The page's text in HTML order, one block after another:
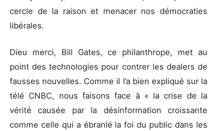
cercle de la raison et menacer nos démocraties
libérales.
Dieu merci, Bill Gates, ce philanthrope, met au
point des technologies pour contrer les dealers de
fausses nouvelles. Comme il l’a bien expliqué sur la
télé CNBC, nous faisons face à « la crise de la
vérité causée par la désinformation croissante
comme celle qui a ébranlé la foi du public dans les